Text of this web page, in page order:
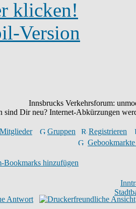
klicken!
Version
Innsbrucks Verkehrsforum:
sind Dir neu? Internet-Abkürzungen
Mitglieder Gruppen
Registrieren
Bookmarks hinzufügen